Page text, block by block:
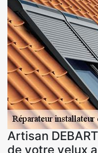
Artisan
de votre velux